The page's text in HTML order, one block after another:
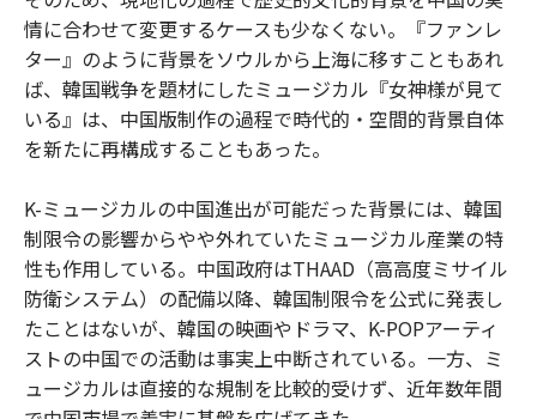
情に合わせて変更するケースも少なくない。『ファンレ
ター』のように背景をソウルから上海に移すこともあれ
ば、韓国戦争を題材にしたミュージカル『女神様が見て
いる』は、中国版制作の過程で時代的・空間的背景自体
を新たに再構成することもあった。
K-ミュージカルの中国進出が可能だった背景には、韓国
制限令の影響からやや外れていたミュージカル産業の特
性も作用している。中国政府はTHAAD（高高度ミサイル
防衛システム）の配備以降、韓国制限令を公式に発表し
たことはないが、韓国の映画やドラマ、K-POPアーティ
ストの中国での活動は事実上中断されている。一方、ミ
ュージカルは直接的な規制を比較的受けず、近年数年間